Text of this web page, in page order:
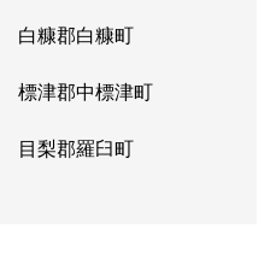
白糠郡白糠町
標津郡中標津町
目梨郡羅臼町